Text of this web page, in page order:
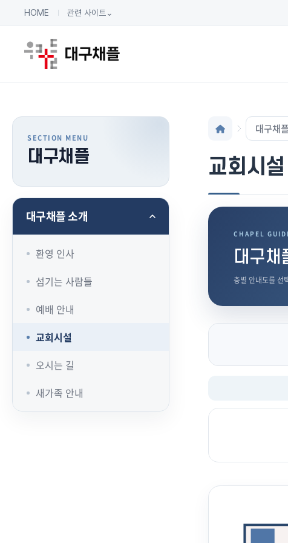
HOME 관련 사이트 ⌄
대구채플
대구채플 소개
환영 인사
섬기는 사람들
예배 안내
교회시설
오시는 길
새가족 안내
대구채
교회시설
CHAPEL
대구채
층별 안내도를 선